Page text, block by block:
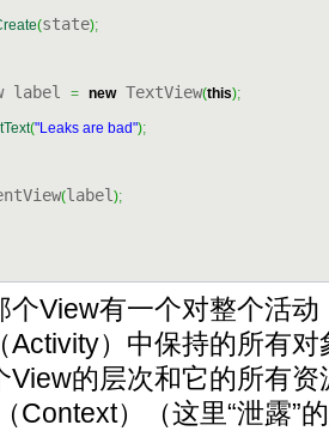
(state);
label
= new TextView(this);
("Leaks are bad");
(label );
个View有一个对整个活
Activity）中保持的所有
View的层次和它的所有资
Context）（这里“泄露”